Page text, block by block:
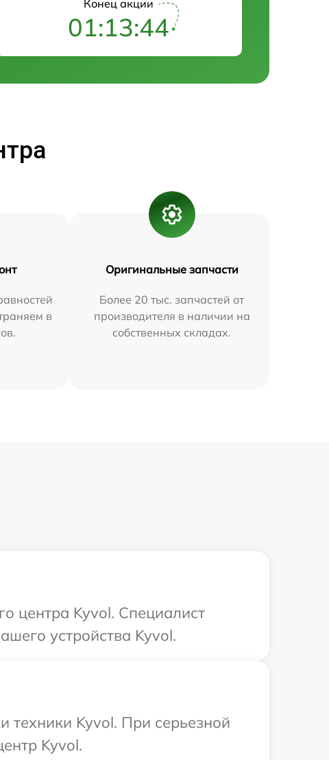
Конец акции
01:13:43
в
Оригинальные запчасти
Более 20 тыс. запчастей от
производителя в наличии на
собственных складах.
центра Kyvol. Специалист
устройства Kyvol.
техники Kyvol. При серьезной
Kyvol.